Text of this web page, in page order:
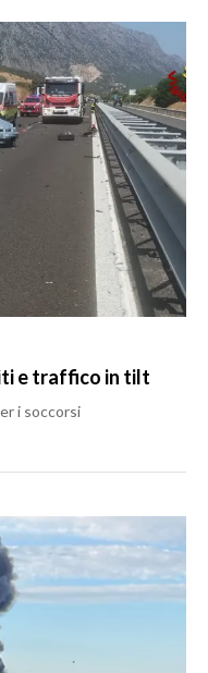
e traffico in tilt
i soccorsi